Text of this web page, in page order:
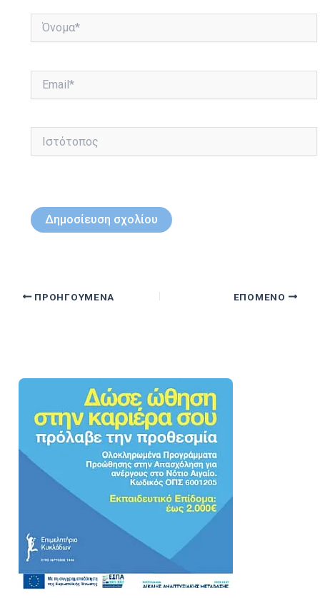
Όνομα*
Ιστότοπος
ΠΡΟΗΓΟΎΜΕΝΑ ΕΠΌΜΕΝΟ